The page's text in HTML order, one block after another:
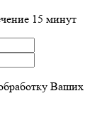
15 минут
Ваших